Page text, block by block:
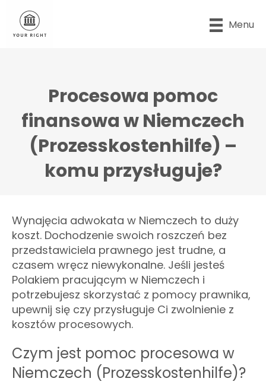
Menu
Procesowa pomoc
finansowa w Niemczech
(Prozesskostenhilfe) –
komu przysługuje?
Wynajęcia adwokata w Niemczech to duży
koszt. Dochodzenie swoich roszczeń bez
przedstawiciela prawnego jest trudne, a
czasem wręcz niewykonalne. Jeśli jesteś
Polakiem pracującym w Niemczech i
potrzebujesz skorzystać z pomocy prawnika,
upewnij się czy przysługuje Ci zwolnienie z
kosztów procesowych.
Czym jest pomoc procesowa w
Niemczech (Prozesskostenhilfe)?